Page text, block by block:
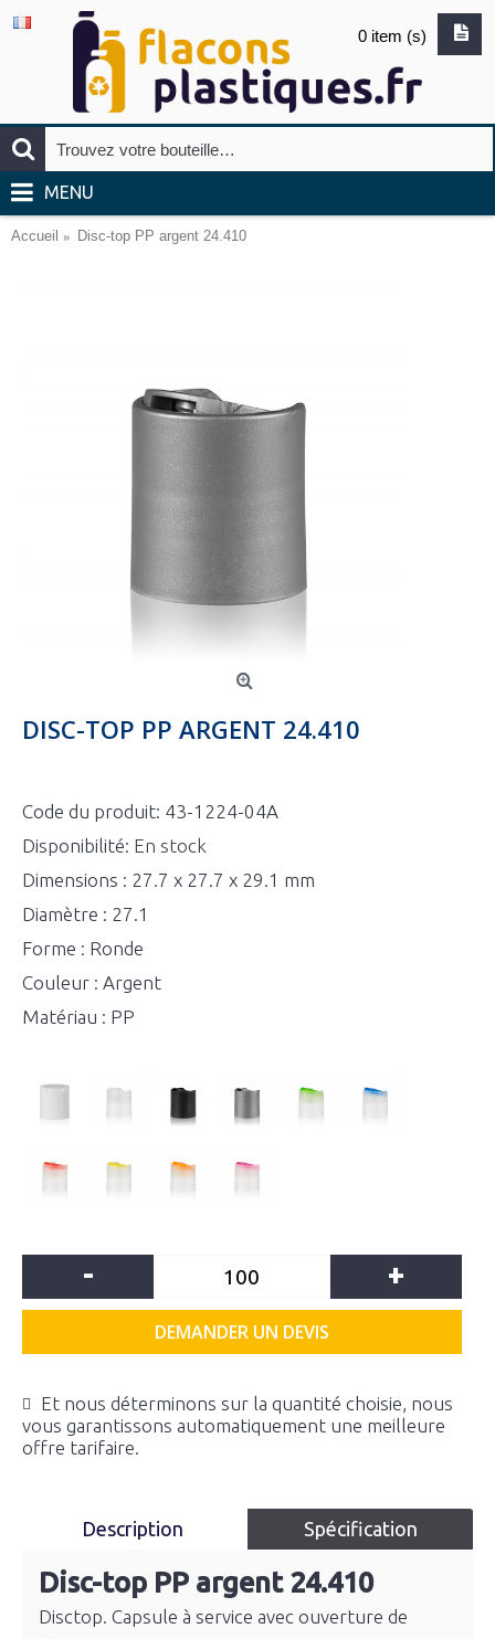
0 item (s)
MENU
Accueil Disc-top PP argent 24.410
DISC-TOP PP ARGENT 24.410
Code du produit: 43-1224-04A
Disponibilité: En stock
Dimensions : 27.7 x 27.7 x 29.1 mm
Diamètre : 27.1
Forme : Ronde
Couleur : Argent
Matériau : PP
- +
DEMANDER UN DEVIS
Et nous déterminons sur la quantité choisie, nous
vous garantissons automatiquement une meilleure
offre tarifaire.
Description Spécification
Disc-top PP argent 24.410
Disctop. Capsule à service avec ouverture de